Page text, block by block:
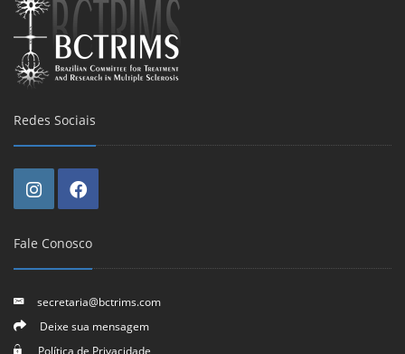
Redes Sociais
Fale Conosco
secretaria@bctrims.com
Deixe sua mensagem
Política de Privacidade